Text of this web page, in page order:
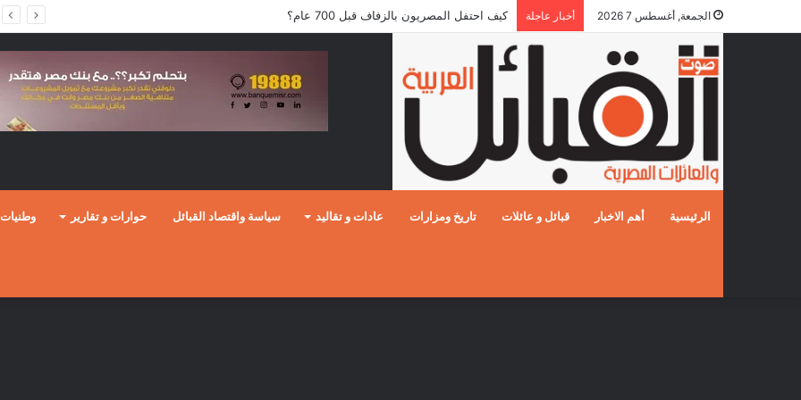
الجمعة, أغسطس 7 2026 أخبار عاجلة كيف احتفل المصريون بالزفاف قبل 700 عام؟
الرئيسية أهم الاخبار قبائل و عائلات تاريخ ومزارات عادات و تقاليد سياسة واقتصاد القبائل حوارات و تقارير وطنيات